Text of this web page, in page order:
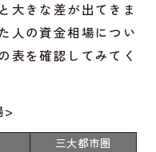
大きな差が出てきま
人の資金相場につい
表を確認してみてく
>
三大都市圏